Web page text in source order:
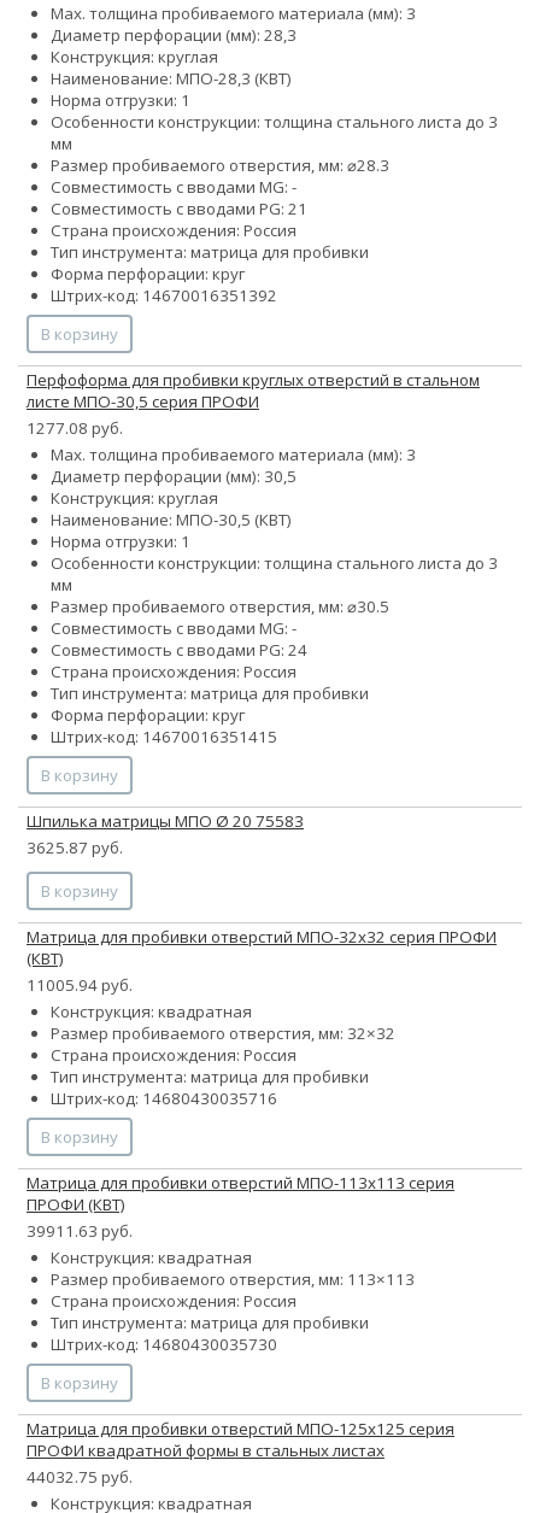
Max. толщина пробиваемого материала (мм): 3
Диаметр перфорации (мм): 28,3
Конструкция: круглая
Наименование: МПО-28,3 (КВТ)
Норма отгрузки: 1
Особенности конструкции: толщина стального листа до 3
мм
Размер пробиваемого отверстия, мм: ⌀28.3
Совместимость с вводами MG: -
Совместимость с вводами PG: 21
Страна происхождения: Россия
Тип инструмента: матрица для пробивки
Форма перфорации: круг
Штрих-код: 14670016351392
В корзину
Перфоформа для пробивки круглых отверстий в стальном
листе МПО-30,5 серия ПРОФИ
1277.08 руб.
Max. толщина пробиваемого материала (мм): 3
Диаметр перфорации (мм): 30,5
Конструкция: круглая
Наименование: МПО-30,5 (КВТ)
Норма отгрузки: 1
Особенности конструкции: толщина стального листа до 3
мм
Размер пробиваемого отверстия, мм: ⌀30.5
Совместимость с вводами MG: -
Совместимость с вводами PG: 24
Страна происхождения: Россия
Тип инструмента: матрица для пробивки
Форма перфорации: круг
Штрих-код: 14670016351415
В корзину
Шпилька матрицы МПО Ø 20 75583
3625.87 руб.
В корзину
Матрица для пробивки отверстий МПО-32х32 серия ПРОФИ
(КВТ)
11005.94 руб.
Конструкция: квадратная
Размер пробиваемого отверстия, мм: 32×32
Страна происхождения: Россия
Тип инструмента: матрица для пробивки
Штрих-код: 14680430035716
В корзину
Матрица для пробивки отверстий МПО-113х113 серия
ПРОФИ (КВТ)
39911.63 руб.
Конструкция: квадратная
Размер пробиваемого отверстия, мм: 113×113
Страна происхождения: Россия
Тип инструмента: матрица для пробивки
Штрих-код: 14680430035730
В корзину
Матрица для пробивки отверстий МПО-125х125 серия
ПРОФИ квадратной формы в стальных листах
44032.75 руб.
Конструкция: квадратная